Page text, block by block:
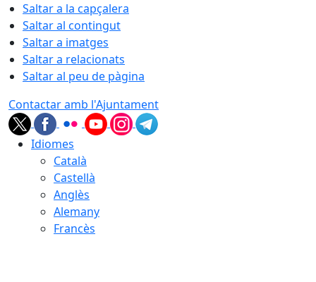
Saltar a la capçalera
Saltar al contingut
Saltar a imatges
Saltar a relacionats
Saltar al peu de pàgina
Contactar amb l'Ajuntament
Idiomes
Català
Castellà
Anglès
Alemany
Francès